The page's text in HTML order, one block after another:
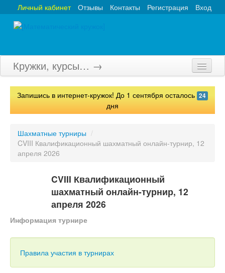
Вход
Регистрация
Контакты
Отзывы
Личный кабинет
Кружки, курсы… →
Главная
Олимпиады
Конкурсы
Вебинары
Тесты
Игры
Запишись в интернет-кружок! До 1 сентября осталось 24
дня
Шахматные турниры /
CVIII Квалификационный шахматный онлайн-турнир, 12
апреля 2026
CVIII Квалификационный
шахматный онлайн-турнир, 12
апреля 2026
Информация турнире
Правила участия в турнирах